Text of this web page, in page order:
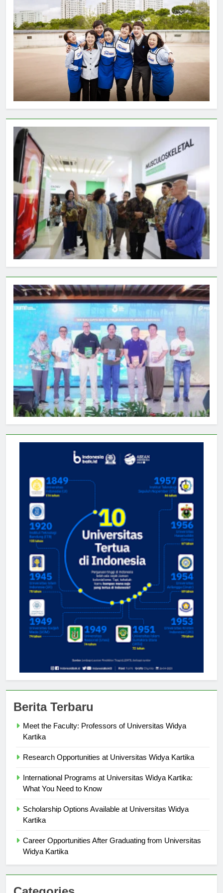
Meet the Faculty: Professors of Universitas Widya
International Programs at Universitas Widya Kartika:
Scholarship Options Available at Universitas Widya
Career Opportunities After Graduating from Universitas